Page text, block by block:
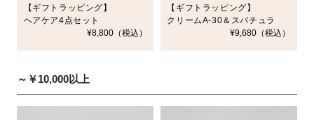
【ギフトラッピング】
ヘアケア4点セット
¥8,800（税込）
【ギフトラッピング】
クリームA-30＆スパチュラ
¥9,680（税込）
～￥10,000以上